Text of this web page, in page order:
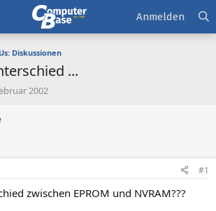
Anmelden
Diskussionen
...
2002
#1
zwischen EPROM und NVRAM???